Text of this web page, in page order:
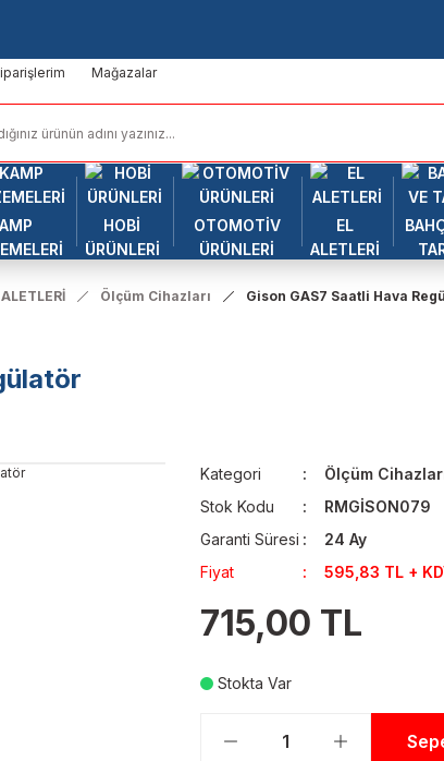
Mağazalar
HOBİ
ÜRÜNLERİ
OTOMOTİV
ÜRÜNLERİ
EL
ALETLERİ
Ölçüm Cihazları Gison GAS7 Saatli Hava
Kategori
Ölçüm
Stok Kodu
RMGİSON079
Garanti Süresi
24 Ay
Fiyat
595,83 TL +
715,00 TL
Stokta Var